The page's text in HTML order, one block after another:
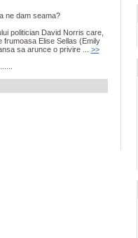
ne dam seama?
politician David Norris care,
frumoasa Elise Sellas (Emily
sa arunce o privire ... >>